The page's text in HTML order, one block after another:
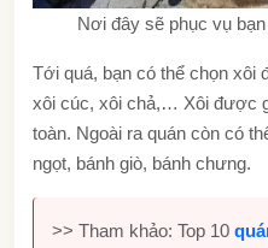
Nơi đây sẽ phục vụ
Tới quá, bạn có thể chọn xôi
xôi cúc, xôi chả,… Xôi được
toàn. Ngoài ra quán còn có
ngọt, bánh giò, bánh chưng.
>> Tham khảo: Top 10